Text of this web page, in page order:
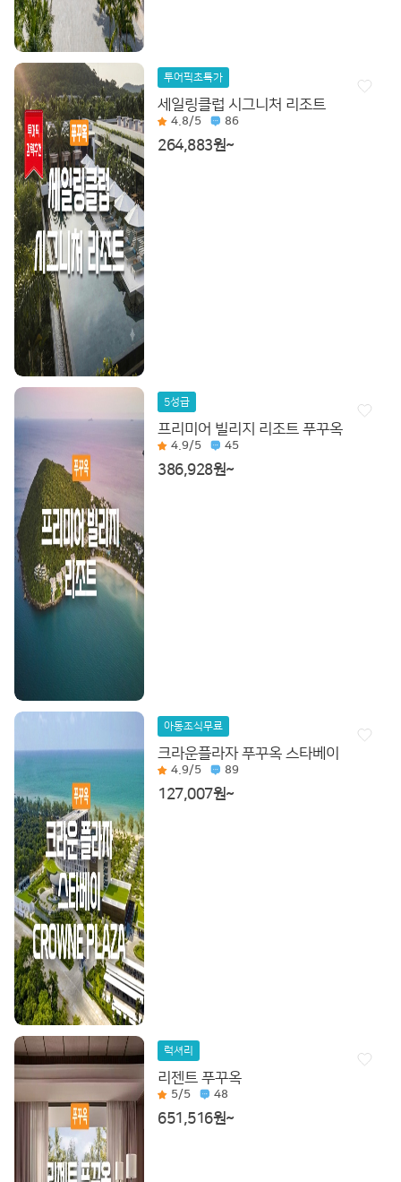
투어픽초특가
세일링클럽 시그니처 리조트
4.8/5 86
264,883원~
5성급
프리미어 빌리지 리조트 푸꾸옥
4.9/5 45
386,928원~
아동조식무료
크라운플라자 푸꾸옥 스타베이
4.9/5 89
127,007원~
럭셔리
리젠트 푸꾸옥
5/5 48
651,516원~